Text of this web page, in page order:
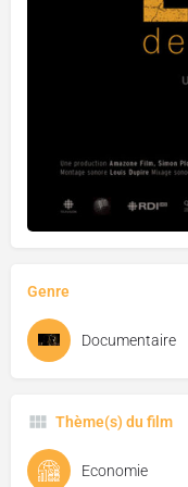
Genre
Documentaire
Thème(s) du film
Economie